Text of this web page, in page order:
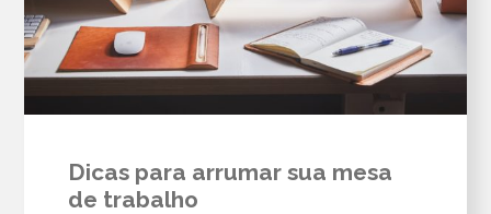
Dicas para arrumar sua mesa
de trabalho